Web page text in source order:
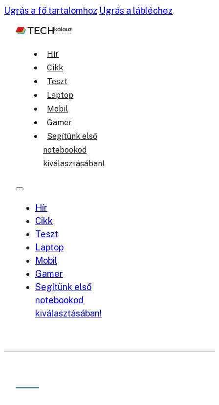
Ugrás a fő tartalomhoz Ugrás a lábléchez
Hír
Cikk
Teszt
Laptop
Mobil
Gamer
Segítünk első
notebookod
kiválasztásában!
Hír
Cikk
Teszt
Laptop
Mobil
Gamer
Segítünk első
notebookod
kiválasztásában!